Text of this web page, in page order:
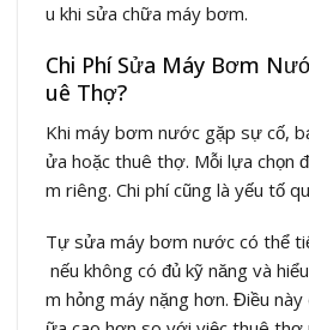
u khi sửa chữa máy bơm.
Chi Phí Sửa Máy Bơm
uê Thợ?
Khi máy bơm nước gặp sự cố,
ửa hoặc thuê thợ. Mỗi lựa chọn
m riêng. Chi phí cũng là yếu tố
Tự sửa máy bơm nước có thể
nếu không có đủ kỹ năng và
m hỏng máy nặng hơn. Điều này